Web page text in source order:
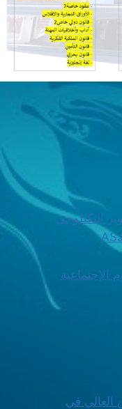
التكنلوجي
الإجتماعية
العالي في